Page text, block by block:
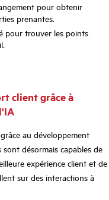
pour obtenir
prenantes.
pour trouver les points
client grâce à
au développement
sont désormais capables de
expérience client et de
sur des interactions à